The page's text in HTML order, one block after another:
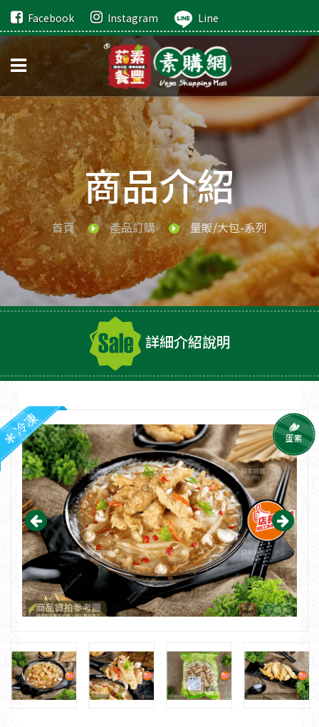
Facebook Instagram Line
商品介紹
首頁 產品訂購 量販/大包-系列
詳細介紹說明
冷凍 蛋素